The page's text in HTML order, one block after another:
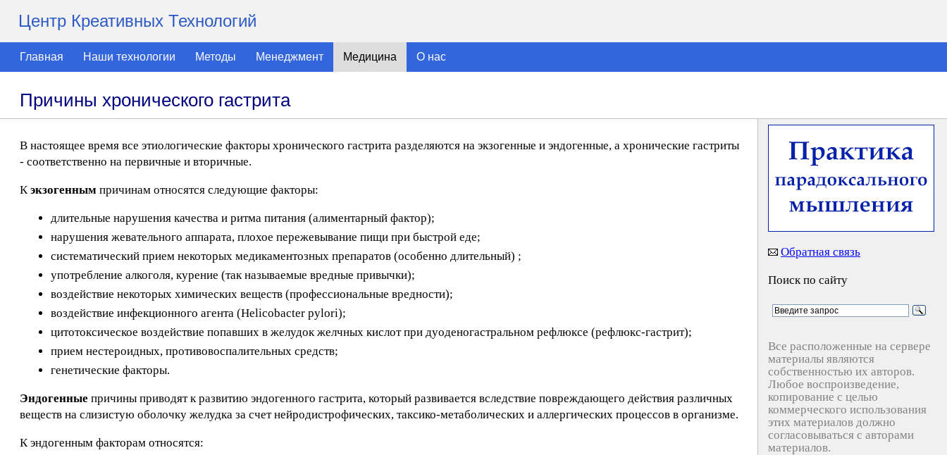
Центр Креативных Технологий
Главная Наши технологии Методы Менеджмент Медицина О нас
Причины хронического гастрита
В настоящее время все этиологические факторы хронического гастрита разделяются на экзогенные и эндогенные, а хронические гастриты
- соответственно на первичные и вторичные.
Кэкзогенным причинам относятся следующие факторы:
длительные нарушения качества и ритма питания (алиментарный фактор);
нарушения жевательного аппарата, плохое пережевывание пищи при быстрой еде;
систематический прием некоторых медикаментозных препаратов (особенно длительный) ;
употребление алкоголя, курение (так называемые вредные привычки);
воздействие некоторых химических веществ (профессиональные вредности);
воздействие инфекционного агента (Helicobacter pylori);
цитотоксическое воздействие попавших в желудок желчных кислот при дуоденогастральном рефлюксе (рефлюкс-гастрит);
прием нестероидных, противовоспалительных средств;
генетические факторы.
Эндогенные причины приводят к развитию эндогенного гастрита, который развивается вследствие повреждающего действия различных
веществ на слизистую оболочку желудка за счет нейродистрофических, таксико-метаболических и аллергических процессов в организме.
К эндогенным факторам относятся:
Обратная связь
Поиск по сайту
Все расположенные на сервере
материалы являются
собственностью их авторов.
Любое воспроизведение,
копирование с целью
коммерческого использования
этих материалов должно
согласовываться с авторами
материалов.